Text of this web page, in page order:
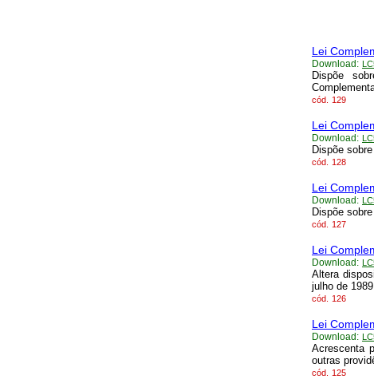
Lei
Download:
Dispõe
cód. 129
Lei
Download:
Dispõe
cód. 128
Lei
Download:
Dispõe
cód. 127
Lei
Download:
Altera
julho de
cód. 126
Lei
Download:
Acrescenta
outras
cód. 125